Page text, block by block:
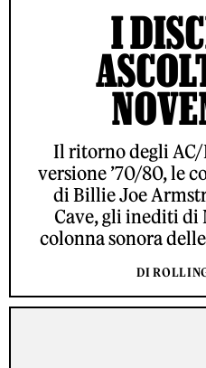
I
Il ritorno degli
versione ’70/80, le
di Billie Joe
Cave, gli inediti di
colonna sonora
DI